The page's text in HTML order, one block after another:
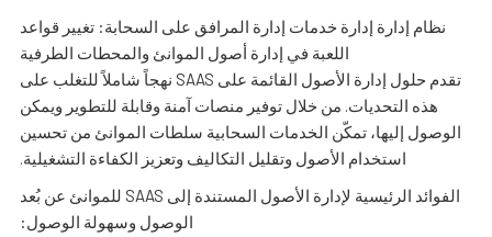
نظام إدارة إدارة خدمات إدارة المرافق على السحابة: تغيير قواعد
اللعبة في إدارة أصول الموانئ والمحطات الطرفية
تقدم حلول إدارة الأصول القائمة على SAAS نهجاً شاملاً للتغلب على
هذه التحديات. من خلال توفير منصات آمنة وقابلة للتطوير ويمكن
الوصول إليها، تمكّن الخدمات السحابية سلطات الموانئ من تحسين
استخدام الأصول وتقليل التكاليف وتعزيز الكفاءة التشغيلية.
الفوائد الرئيسية لإدارة الأصول المستندة إلى SAAS للموانئ عن بُعد
الوصول وسهولة الوصول: